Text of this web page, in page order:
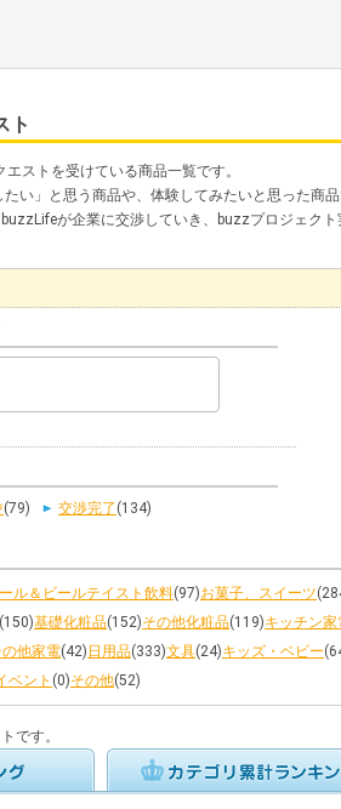
ト
エストを受けている商品一覧です。
い」と思う商品や、体験してみたいと思った商
が企業に交渉していき、buzzプロジェク
(79) 交渉完了 (134)
ル＆ビールテイスト飲料(97)お菓子、スイーツ
(150)基礎化粧品(152)その他化粧品(119)キッチン家
の他家電(42) 日用品(333)文具(24)キッズ・ベビー
ベント (0)その他(52)
です。